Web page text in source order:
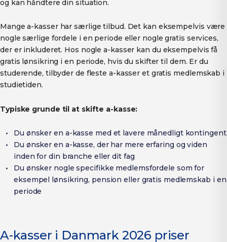
og kan håndtere din situation.
Mange a-kasser har særlige tilbud. Det kan eksempelvis være
nogle særlige fordele i en periode eller nogle gratis services,
der er inkluderet. Hos nogle a-kasser kan du eksempelvis få
gratis lønsikring i en periode, hvis du skifter til dem. Er du
studerende, tilbyder de fleste a-kasser et gratis medlemskab i
studietiden.
Typiske grunde til at skifte a-kasse:
Du ønsker en a-kasse med et lavere månedligt kontingent
Du ønsker en a-kasse, der har mere erfaring og viden
inden for din branche eller dit fag
Du ønsker nogle specifikke medlemsfordele som for
eksempel lønsikring, pension eller gratis medlemskab i en
periode
A-kasser i Danmark 2026 priser